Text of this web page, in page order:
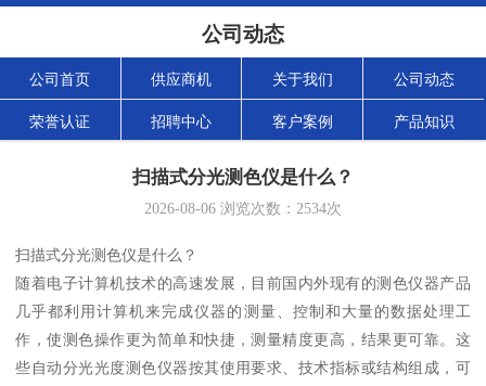
公司动态
公司首页 供应商机 关于我们 公司动态
荣誉认证 招聘中心 客户案例 产品知识
扫描式分光测色仪是什么？
2026-08-06 浏览次数： 2534次
扫描式分光测色仪是什么？
随着电子计算机技术的高速发展，目前国内外现有的测色仪器产品
几乎都利用计算机来完成仪器的测量、控制和大量的数据处理工
作，使测色操作更为简单和快捷，测量精度更高，结果更可靠。这
些自动分光光度测色仪器按其使用要求、技术指标或结构组成，可